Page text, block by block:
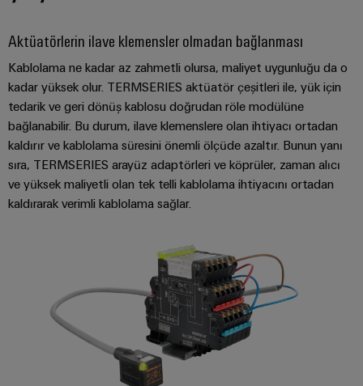
Aktüatörlerin ilave klemensler olmadan bağlanması
Kablolama ne kadar az zahmetli olursa, maliyet uygunluğu da o
kadar yüksek olur. TERMSERIES aktüatör çeşitleri ile, yük için
tedarik ve geri dönüş kablosu doğrudan röle modülüne
bağlanabilir. Bu durum, ilave klemenslere olan ihtiyacı ortadan
kaldırır ve kablolama süresini önemli ölçüde azaltır. Bunun yanı
sıra, TERMSERIES arayüz adaptörleri ve köprüler, zaman alıcı
ve yüksek maliyetli olan tek telli kablolama ihtiyacını ortadan
kaldırarak verimli kablolama sağlar.